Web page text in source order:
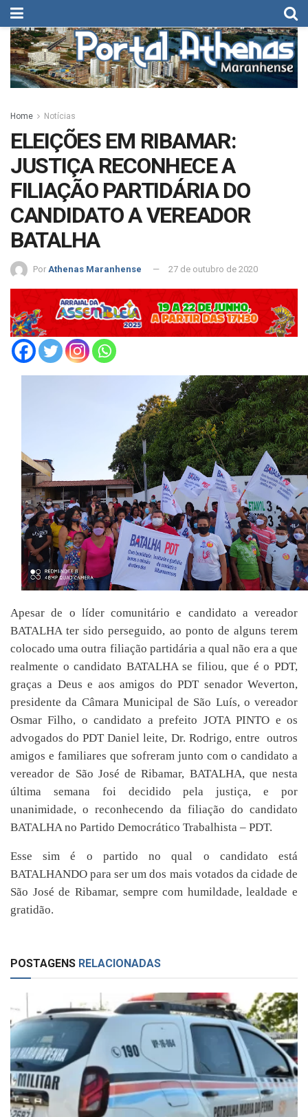
Home Notícias
ELEIÇÕES EM RIBAMAR:
JUSTIÇA RECONHECE A
FILIAÇÃO PARTIDÁRIA DO
CANDIDATO A VEREADOR
BATALHA
Por Athenas Maranhense 27 de outubro de 2020
Apesar de o líder comunitário e candidato a vereador
BATALHA ter sido perseguido, ao ponto de alguns terem
colocado uma outra filiação partidária a qual não era a que
realmente o candidato BATALHA se filiou, que é o PDT,
graças a Deus e aos amigos do PDT senador Weverton,
presidente da Câmara Municipal de São Luís, o vereador
Osmar Filho, o candidato a prefeito JOTA PINTO e os
advogados do PDT Daniel leite, Dr. Rodrigo, entre outros
amigos e familiares que sofreram junto com o candidato a
vereador de São José de Ribamar, BATALHA, que nesta
última semana foi decidido pela justiça, e por
unanimidade, o reconhecendo da filiação do candidato
BATALHA no Partido Democrático Trabalhista – PDT.
Esse sim é o partido no qual o candidato está
BATALHANDO para ser um dos mais votados da cidade de
São José de Ribamar, sempre com humildade, lealdade e
gratidão.
POSTAGENS RELACIONADAS